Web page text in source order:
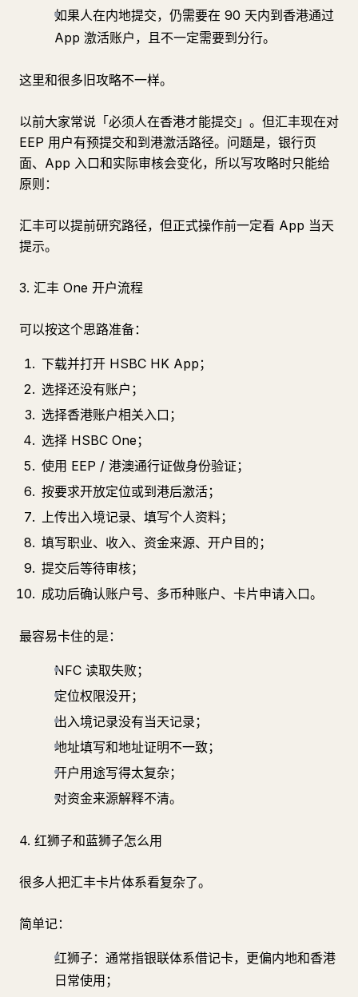
如果人在内地提交，仍需要在 90 天内到香港通过
App 激活账户，且不一定需要到分行。
这里和很多旧攻略不一样。
以前大家常说「必须人在香港才能提交」。但汇丰现在对
EEP 用户有预提交和到港激活路径。问题是，银行页
面、App 入口和实际审核会变化，所以写攻略时只能给
原则：
汇丰可以提前研究路径，但正式操作前一定看 App 当天
提示。
3. 汇丰 One 开户流程
可以按这个思路准备：
下载并打开 HSBC HK App；
选择还没有账户；
选择香港账户相关入口；
选择 HSBC One；
使用 EEP / 港澳通行证做身份验证；
按要求开放定位或到港后激活；
上传出入境记录、填写个人资料；
填写职业、收入、资金来源、开户目的；
提交后等待审核；
成功后确认账户号、多币种账户、卡片申请入口。
最容易卡住的是：
NFC 读取失败；
定位权限没开；
出入境记录没有当天记录；
地址填写和地址证明不一致；
开户用途写得太复杂；
对资金来源解释不清。
4. 红狮子和蓝狮子怎么用
很多人把汇丰卡片体系看复杂了。
简单记：
红狮子：通常指银联体系借记卡，更偏内地和香港
日常使用；